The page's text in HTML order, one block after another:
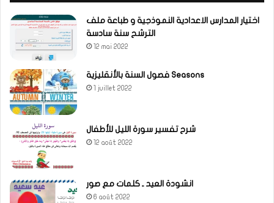
اختيار المدارس الاعدادية النموذجية و طباعة ملف
الترشح سنة سادسة
12 mai 2022
فصول السنة بالأنقليزية Seasons
1 juillet 2022
شرح تفسير سورة الليل للأطفال
12 août 2022
انشودة العيد ـ كلمات مع صور
6 août 2022